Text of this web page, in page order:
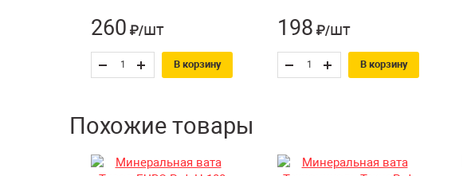
260 ₽/шт
В корзину
198 ₽/шт
В корзину
Похожие товары